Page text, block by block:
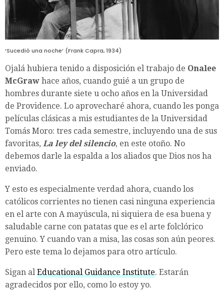
‘Sucedió una noche’ (Frank Capra, 1934)
Ojalá hubiera tenido a disposición el trabajo de Onalee
McGraw hace años, cuando guié a un grupo de
hombres durante siete u ocho años en la Universidad
de Providence. Lo aprovecharé ahora, cuando les ponga
películas clásicas a mis estudiantes de la Universidad
Tomás Moro: tres cada semestre, incluyendo una de sus
favoritas, La ley del silencio, en este otoño. No
debemos darle la espalda a los aliados que Dios nos ha
enviado.
Y esto es especialmente verdad ahora, cuando los
católicos corrientes no tienen casi ninguna experiencia
en el arte con A mayúscula, ni siquiera de esa buena y
saludable carne con patatas que es el arte folclórico
genuino. Y cuando van a misa, las cosas son aún peores.
Pero este tema lo dejamos para otro artículo.
Sigan al Educational Guidance Institute. Estarán
agradecidos por ello, como lo estoy yo.